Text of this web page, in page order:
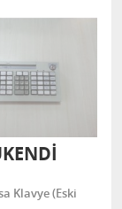
Klavye (Eski